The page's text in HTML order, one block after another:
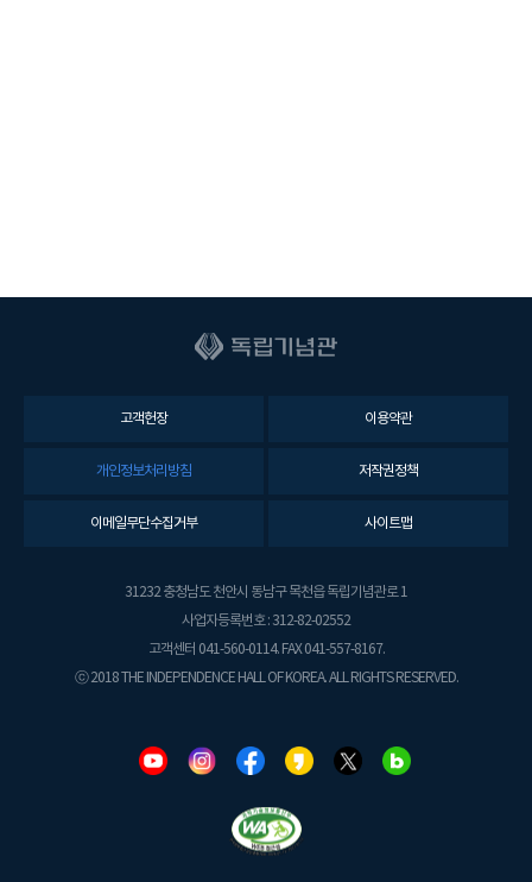
고객헌장 이용약관
개인정보처리방침 저작권정책
이메일무단수집거부 사이트맵
31232 충청남도 천안시 동남구 목천읍 독립기념관로 1
사업자등록번호 : 312-82-02552
고객센터 041-560-0114. FAX 041-557-8167.
ⓒ 2018 THE INDEPENDENCE HALL OF KOREA. ALL RIGHTS RESERVED.